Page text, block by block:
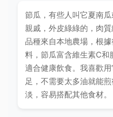
節瓜，有些人叫它夏南
親戚，外皮綠綠的，肉
品種來自本地農場，根
料，節瓜富含維生素C和
適合健康飲食。我喜歡
足，不需要太多油就能
淡，容易搭配其他食材。